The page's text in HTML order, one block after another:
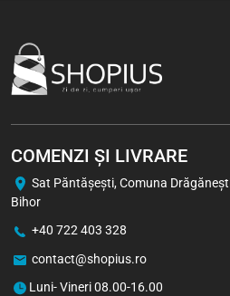
COMENZI ȘI LIVRARE
Sat Păntăşeşti, Comuna
Bihor
+40 722 403 328
contact@shopius.ro
Luni- Vineri 08.00-16.00